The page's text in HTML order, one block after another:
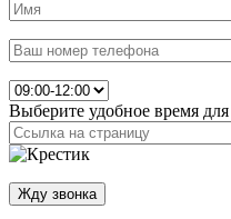
Выберите удобное время для